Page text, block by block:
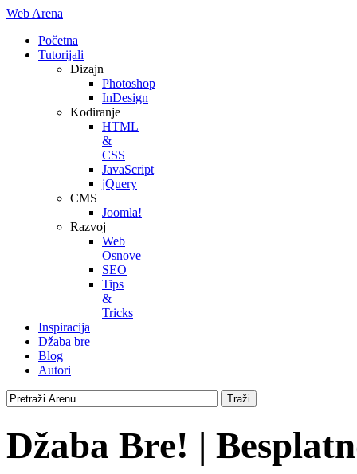
Web Arena
Početna
Tutorijali
Dizajn
Photoshop
InDesign
Kodiranje
HTML
&
CSS
JavaScript
jQuery
CMS
Joomla!
Razvoj
Web
Osnove
SEO
Tips
&
Tricks
Inspiracija
Džaba bre
Blog
Autori
Džaba Bre! |